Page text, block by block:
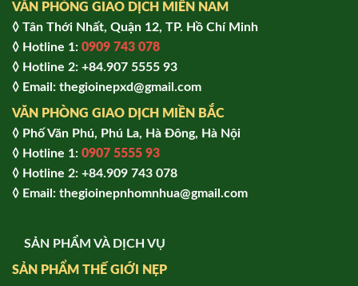
VĂN PHÒNG GIAO DỊCH MIỀN NAM
◊ Tân Thới Nhất, Quận 12, TP. Hồ Chí Minh
◊ Hotline 1: 0909 743 078
◊ Hotline 2: +84.907 5555 93
◊ Email: thegioinepxd@gmail.com
VĂN PHÒNG GIAO DỊCH MIỀN BẮC
◊ Phố Văn Phú, Phú La, Hà Đông, Hà Nội
◊ Hotline 1: 0907 5555 93
◊ Hot line 2: +84.909 743 078
◊ Email: thegioinepnhomnhua@gmail.com
SẢN PHẨM VÀ DỊCH VỤ
SẢN PHẨM THẾ GIỚI NẸP